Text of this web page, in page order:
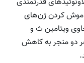
کردن ژن‌های
ویتامین ث و
دو منجر به کاهش